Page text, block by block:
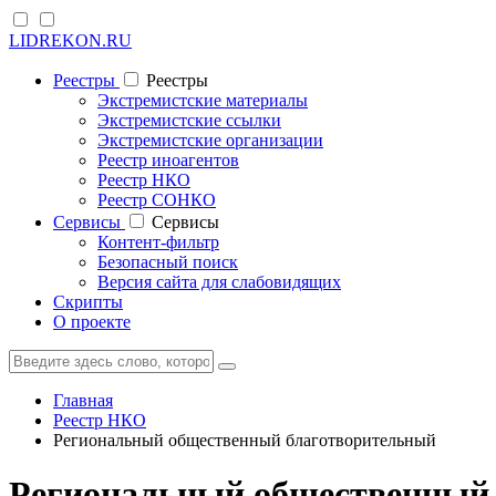
LIDREKON.RU
Реестры
Реестры
Экстремистские материалы
Экстремистские ссылки
Экстремистские организации
Реестр иноагентов
Реестр НКО
Реестр СОНКО
Cервисы
Cервисы
Контент-фильтр
Безопасный поиск
Версия сайта для слабовидящих
Скрипты
О проекте
Главная
Реестр НКО
Региональный общественный благотворительный